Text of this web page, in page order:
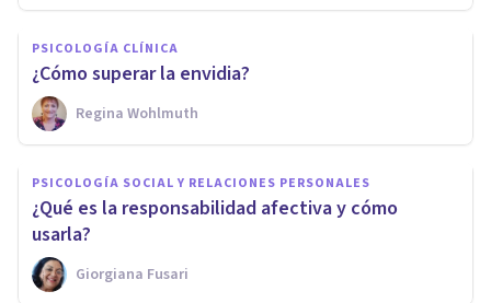
PSICOLOGÍA CLÍNICA
¿Cómo superar la envidia?
Regina Wohlmuth
PSICOLOGÍA SOCIAL Y RELACIONES PERSONALES
¿Qué es la responsabilidad afectiva y cómo
usarla?
Giorgiana Fusari